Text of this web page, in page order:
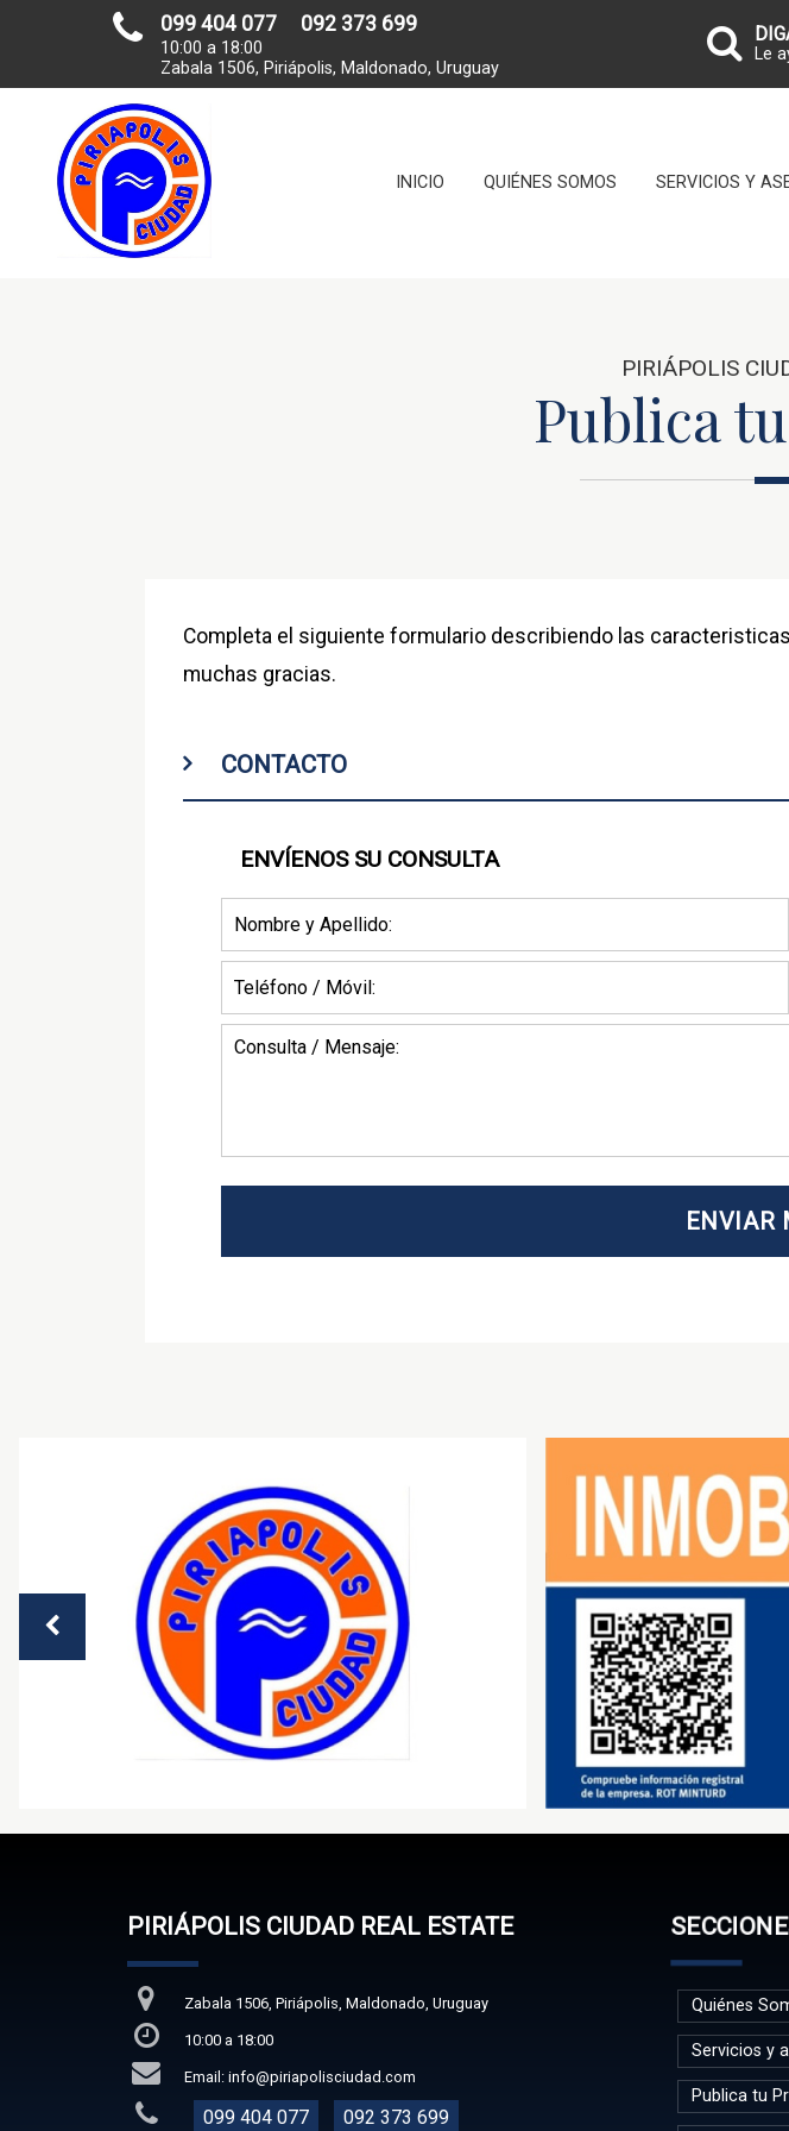
099 404 077 092 373 699
10:00 a 18:00
Zabala 1506, Piriápolis, Maldonado, Uruguay
Le
INICIO QUIÉNES SOMOS SERVICIOS Y
PIRIÁPOLIS
Publica
Completa el siguiente formulario describiendo las
muchas gracias.
CONTACTO
ENVÍENOS SU CONSULTA
ENVIAR
PIRIÁPOLIS CIUDAD REAL ESTATE
Zabala 1506, Piriápolis, Maldonado, Uruguay
10:00 a 18:00
Email: info@piriapolisciudad.com
099 404 077 092 373 699
Quiénes
Servicios y
Publica tu